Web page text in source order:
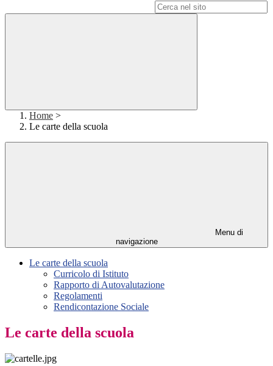
Home >
Le carte della scuola
Menu di
navigazione
Le carte della scuola
Curricolo di Istituto
Rapporto di Autovalutazione
Regolamenti
Rendicontazione Sociale
Le carte della scuola